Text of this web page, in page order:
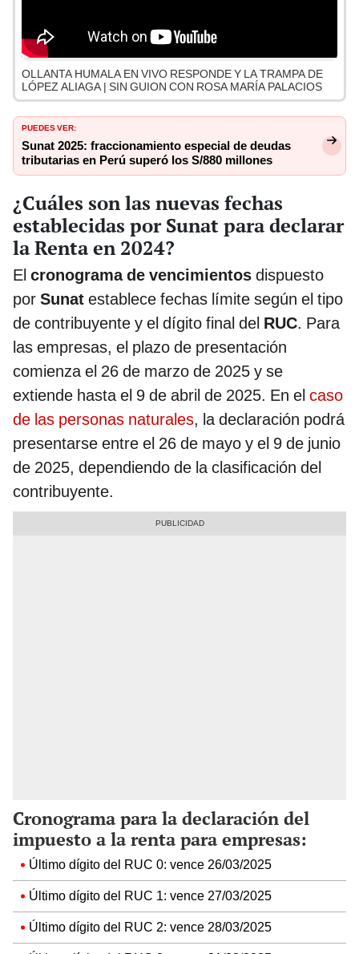
OLLANTA HUMALA EN VIVO RESPONDE Y LA TRAMPA DE
LÓPEZ ALIAGA | SIN GUION CON ROSA MARÍA PALACIOS
PUEDES VER:
Sunat 2025: fraccionamiento especial de deudas
tributarias en Perú superó los S/880 millones
¿Cuáles son las nuevas fechas
establecidas por Sunat para declarar
la Renta en 2024?
El cronograma de vencimientos dispuesto
por Sunat establece fechas límite según el tipo
de contribuyente y el dígito final del RUC. Para
las empresas, el plazo de presentación
comienza el 26 de marzo de 2025 y se
extiende hasta el 9 de abril de 2025. En el caso
de las personas naturales, la declaración podrá
presentarse entre el 26 de mayo y el 9 de junio
de 2025, dependiendo de la clasificación del
contribuyente.
Cronograma para la declaración del
impuesto a la renta para empresas:
Último dígito del RUC 0: vence 26/03/2025
Último dígito del RUC 1: vence 27/03/2025
Último dígito del RUC 2: vence 28/03/2025